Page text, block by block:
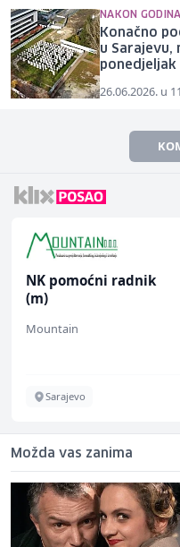
NAKON
Konačno
u Sarajevu,
ponedjeljak
26.06.2026. u
NK pomoćni radnik
(m)
Mountain
Sarajevo
Možda vas zanima